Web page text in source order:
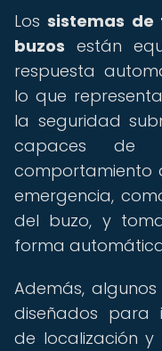
Lossistemas
buzos están
respuesta
lo que
la seguridad
capaces de
comportamiento
emergencia,
del buzo, y
forma
Además,
diseñados para
de localización y